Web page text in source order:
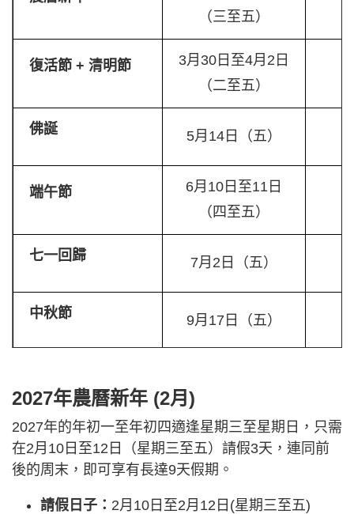
（三至五）
復活節 + 清明節
3月30日至4月2日
（二至五）
佛誕 5月14日（五）
端午節
6月10日至11日
（四至五）
七一回歸 7月2日（五）
中秋節 9月17日（五）
聖誕節及2028元旦
12月28日至31日
（二至五）
2027年農曆新年 (2月)
2027年的年初一至年初四適逢星期三至星期日，只需
在2月10日至12日（星期三至五）請假3天，連同前
後的周末，即可享有長達9天假期。
請假日子： 2月10日至2月12日(星期三至五)